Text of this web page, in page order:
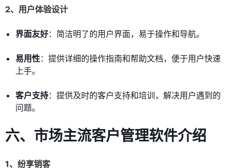
2、用户体验设计
界面友好：简洁明了的用户界面，易于操作和导航。
易用性：提供详细的操作指南和帮助文档，便于用户快速
上手。
客户支持：提供及时的客户支持和培训，解决用户遇到的
问题。
六、市场主流客户管理软件介绍
1、纷享销客